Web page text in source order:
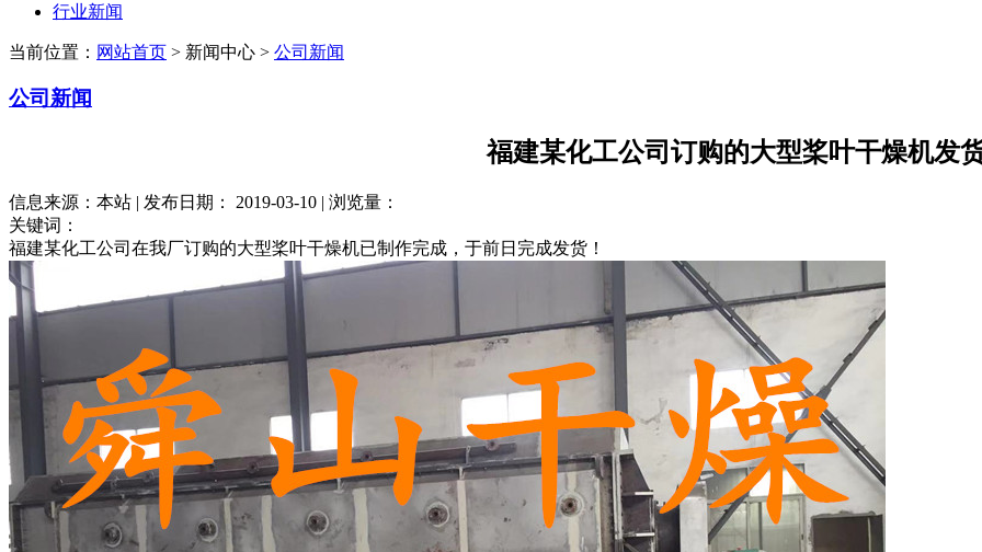
行业新闻
当前位置： 网站首页 > 新闻中心 > 公司新闻
公司新闻
福建某化工公司订购的大型桨叶干燥机发
信息来源：本站 | 发布日期： 2019-03-10 | 浏览量：
关键词：
福建某化工公司在我厂订购的大型桨叶干燥机已制作完成，于前日完成发货！